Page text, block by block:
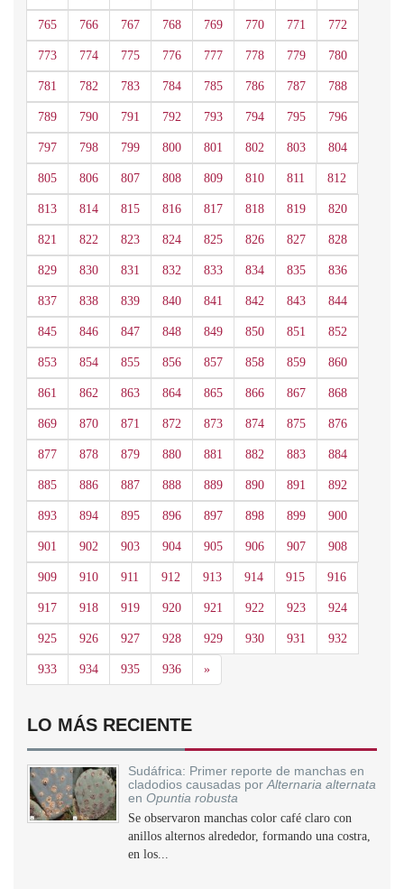
765 766 767 768 769 770 771 772
773 774 775 776 777 778 779 780
781 782 783 784 785 786 787 788
789 790 791 792 793 794 795 796
797 798 799 800 801 802 803 804
805 806 807 808 809 810 811 812
813 814 815 816 817 818 819 820
821 822 823 824 825 826 827 828
829 830 831 832 833 834 835 836
837 838 839 840 841 842 843 844
845 846 847 848 849 850 851 852
853 854 855 856 857 858 859 860
861 862 863 864 865 866 867 868
869 870 871 872 873 874 875 876
877 878 879 880 881 882 883 884
885 886 887 888 889 890 891 892
893 894 895 896 897 898 899 900
901 902 903 904 905 906 907 908
909 910 911 912 913 914 915 916
917 918 919 920 921 922 923 924
925 926 927 928 929 930 931 932
933 934 935 936 »Siguiente
LO MÁS RECIENTE
Sudáfrica: Primer reporte de manchas en
cladodios causadas por Alternaria alternata
en Opuntia robusta
Se observaron manchas color café claro con
anillos alternos alrededor, formando una costra,
en los...